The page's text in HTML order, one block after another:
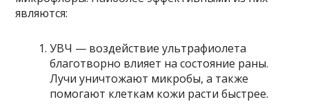
являются:
УВЧ — воздействие ультрафиолета
благотворно влияет на состояние раны.
Лучи уничтожают микробы, а также
помогают клеткам кожи расти быстрее.